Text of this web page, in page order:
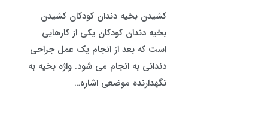
کشیدن بخیه دندان کودکان کشیدن
بخیه دندان کودکان یکی از کارهایی
است که بعد از انجام یک عمل جراحی
دندانی به انجام می شود. واژه بخیه به
نگهدارنده موضعی اشاره…